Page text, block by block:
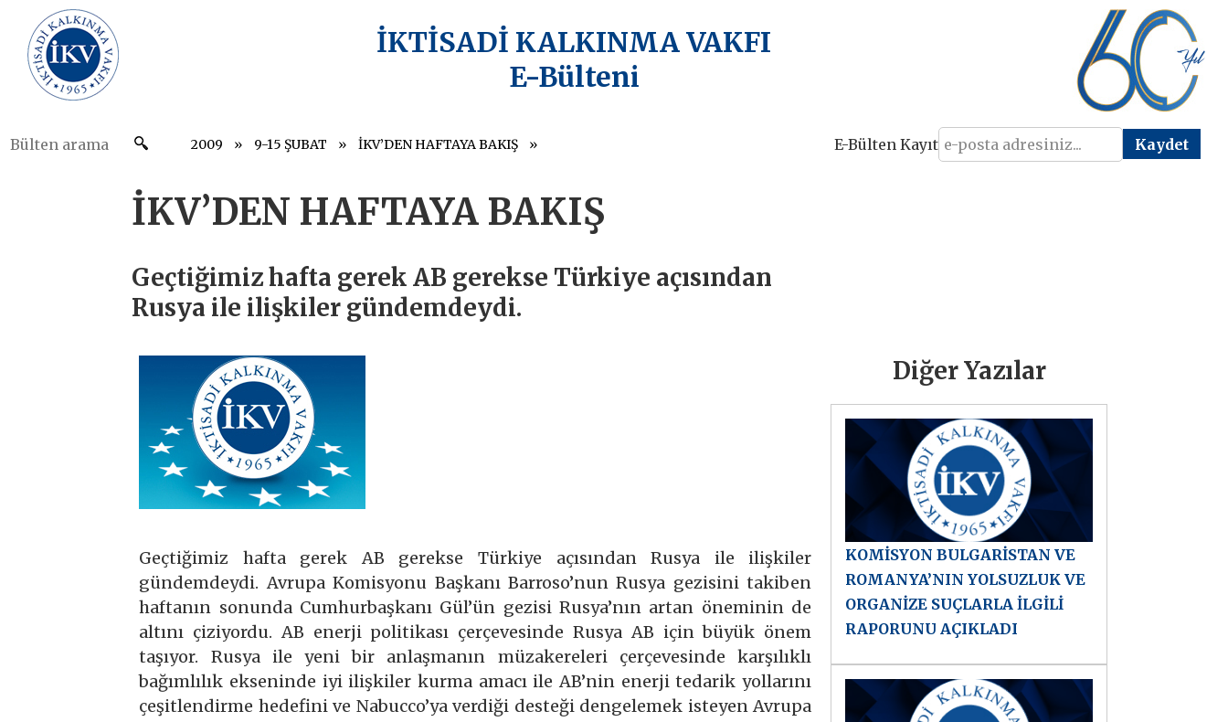
İKTİSADİ KALKINMA VAKFI
E-Bülteni
2009 9-15 ŞUBAT İKV’DEN HAFTAYA BAKIŞ E-Bülten Kayıt
İKV’DEN HAFTAYA BAKIŞ
Geçtiğimiz hafta gerek AB gerekse Türkiye açısından
Rusya ile ilişkiler gündemdeydi.
Geçtiğimiz hafta gerek AB gerekse Türkiye açısından Rusya ile ilişkiler
gündemdeydi. Avrupa Komisyonu Başkanı Barroso’nun Rusya gezisini takiben
haftanın sonunda Cumhurbaşkanı Gül’ün gezisi Rusya’nın artan öneminin de
altını çiziyordu. AB enerji politikası çerçevesinde Rusya AB için büyük önem
taşıyor. Rusya ile yeni bir anlaşmanın müzakereleri çerçevesinde karşılıklı
bağımlılık ekseninde iyi ilişkiler kurma amacı ile AB’nin enerji tedarik yollarını
çeşitlendirme hedefini ve Nabucco’ya verdiği desteği dengelemek isteyen Avrupa
Diğer Yazılar
KOMİSYON BULGARİSTAN VE
ROMANYA’NIN YOLSUZLUK VE
ORGANİZE SUÇLARLA İLGİLİ
RAPORUNU AÇIKLADI